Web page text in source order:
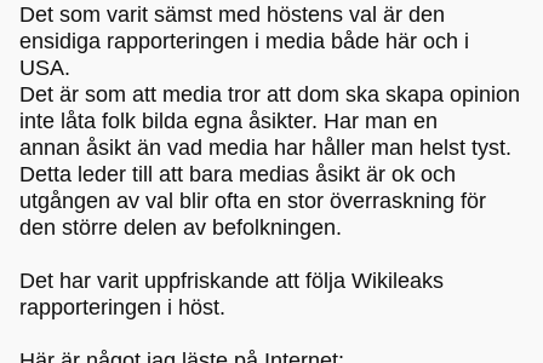
Det som varit sämst med höstens val är den
ensidiga rapporteringen i media både här och i
USA.
Det är som att media tror att dom ska skapa opinion
inte låta folk bilda egna åsikter. Har man en
annan åsikt än vad media har håller man helst tyst.
Detta leder till att bara medias åsikt är ok och
utgången av val blir ofta en stor överraskning för
den större delen av befolkningen.
Det har varit uppfriskande att följa Wikileaks
rapporteringen i höst.